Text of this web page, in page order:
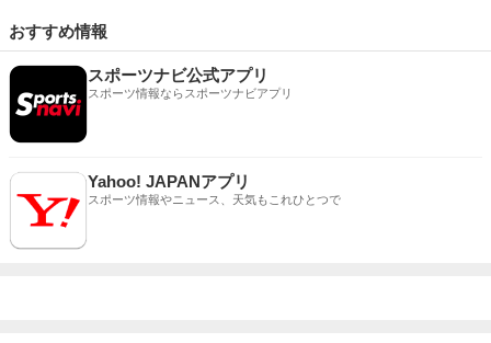
おすすめ情報
スポーツナビ公式アプリ
スポーツ情報ならスポーツナビアプリ
Yahoo! JAPANアプリ
スポーツ情報やニュース、天気もこれひとつで